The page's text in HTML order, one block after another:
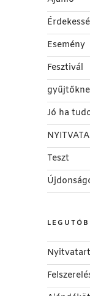
Esemény
Fesztivál
Jó ha
Teszt